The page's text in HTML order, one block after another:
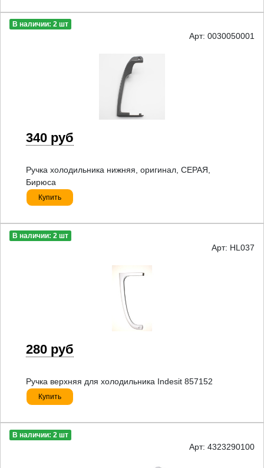
В наличии: 2 шт
Арт: 0030050001
340 руб
Ручка холодильника нижняя, оригинал, СЕРАЯ,
Бирюса
Купить
В наличии: 2 шт
Арт: HL037
280 руб
Ручка верхняя для холодильника Indesit 857152
Купить
В наличии: 2 шт
Арт: 4323290100